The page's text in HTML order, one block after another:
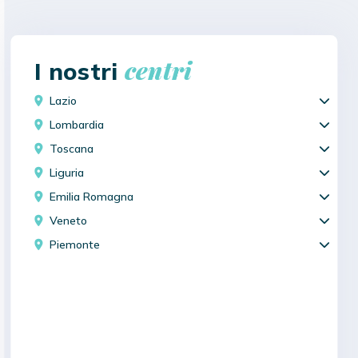
I nostri centri
Lazio
Lombardia
Toscana
Liguria
Emilia Romagna
Veneto
Piemonte